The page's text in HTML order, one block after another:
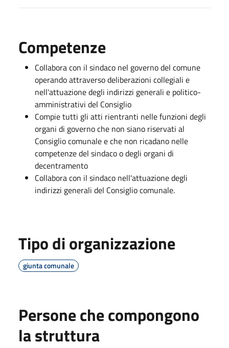
Competenze
Collabora con il sindaco nel governo del comune
operando attraverso deliberazioni collegiali e
nell'attuazione degli indirizzi generali e politico-
amministrativi del Consiglio
Compie tutti gli atti rientranti nelle funzioni degli
organi di governo che non siano riservati al
Consiglio comunale e che non ricadano nelle
competenze del sindaco o degli organi di
decentramento
Collabora con il sindaco nell'attuazione degli
indirizzi generali del Consiglio comunale.
Tipo di organizzazione
giunta comunale
Persone che compongono
la struttura